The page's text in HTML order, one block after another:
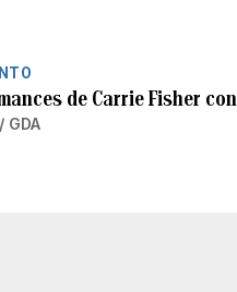
de Carrie Fisher
GDA